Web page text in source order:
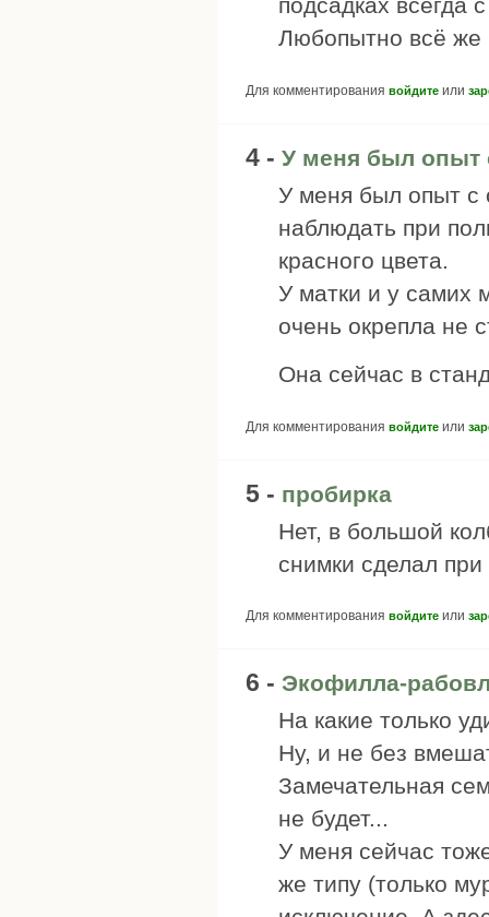
подсадках всегда
Любопытно всё же
Для комментирования войдите или
4 - У меня был опыт
У меня был опыт с
наблюдать при
красного цвета.
У матки и у самих
очень окрепла не
Она сейчас в
Для комментирования войдите или
5 - пробирка
Нет, в большой
снимки сделал
Для комментирования войдите или
6 - Экофилла-
На какие только
Ну, и не без
Замечательная
не будет...
У меня сейчас
же типу (только